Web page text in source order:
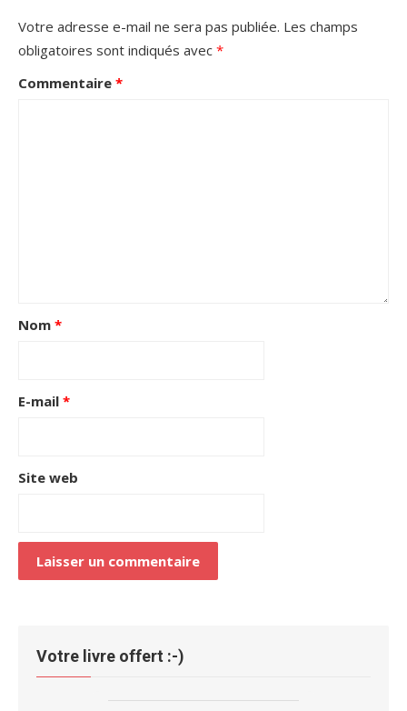
Votre adresse e-mail ne sera pas publiée. Les champs
obligatoires sont indiqués avec *
Commentaire *
Nom *
E-mail *
Site web
Votre livre offert :-)